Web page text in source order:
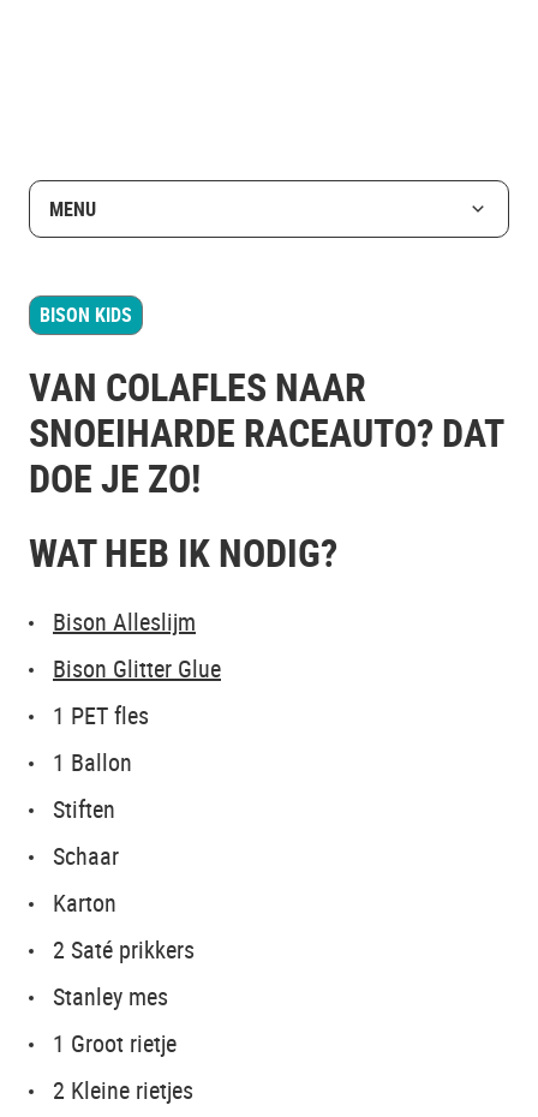
MENU
BISON KIDS
VAN COLAFLES NAAR
SNOEIHARDE RACEAUTO? DAT
DOE JE ZO!
WAT HEB IK NODIG?
Bison Alleslijm
Bison Glitter Glue
1 PET fles
1 Ballon
Stiften
Schaar
Karton
2 Saté prikkers
Stanley mes
1 Groot rietje
2 Kleine rietjes